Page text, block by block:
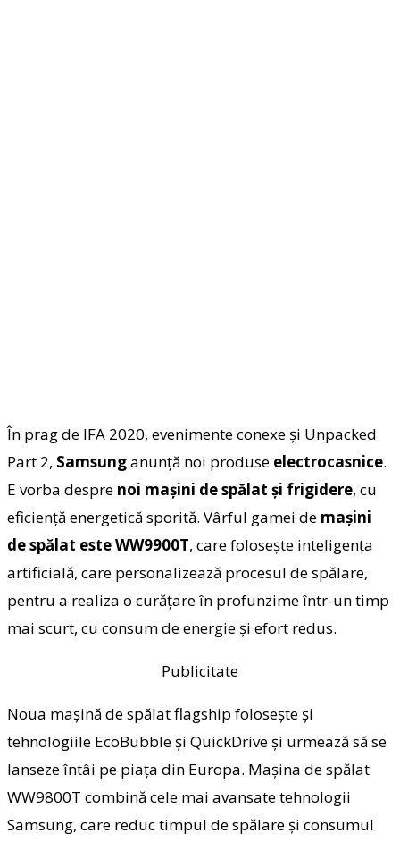
În prag de IFA 2020, evenimente conexe şi Unpacked
Part 2, Samsunganunţă noi produse electrocasnice.
E vorba despre noi maşini de spălat şi frigidere, cu
eficienţă energetică sporită. Vârful gamei de maşini
de spălat este WW9900T, care foloseşte inteligenţa
artificială, care personalizează procesul de spălare,
pentru a realiza o curăţare în profunzime într-un timp
mai scurt, cu consum de energie şi efort redus.
Publicitate
Noua maşină de spălat flagship foloseşte şi
tehnologiile EcoBubble şi QuickDrive şi urmează să se
lanseze întâi pe piaţa din Europa. Maşina de spălat
WW9800T combină cele mai avansate tehnologii
Samsung, care reduc timpul de spălare şi consumul